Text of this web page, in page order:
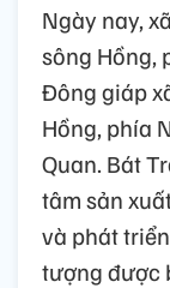
Ngày nay,
sông Hồng,
Đông giáp
Hồng, phía
Quan. Bát
tâm sản
và phát
tượng được